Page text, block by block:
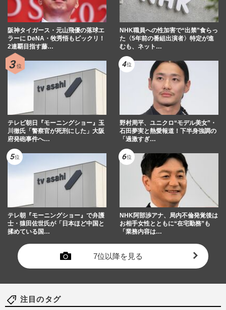
阪神タイガース・元山飛優の落球エ
ラーに DeNA・牧秀悟もビックリ！
2連覇目指す藤…
NHK職員への性加害で“出禁”食らっ
た〈5年前の番組出演者〉特定が進
むも、ネット…
テレビ朝日『モーニングショー』玉
川徹氏「警察官が死刑にした」大阪
府発砲事件へ…
野村周平、ユニクロ“モデル美女”・
石田夢実と熱愛報道！下半身強調の
「過激すぎ…
テレ朝『モーニングショー』で弁護
士・猿田佐世氏が「日本ほど中国と
揉めている国…
NHK阿部渉アナ、局内不倫発覚後は
お相手女性とともに“在宅勤務”も
「業務内容は…
7位以降を見る
注目のタグ